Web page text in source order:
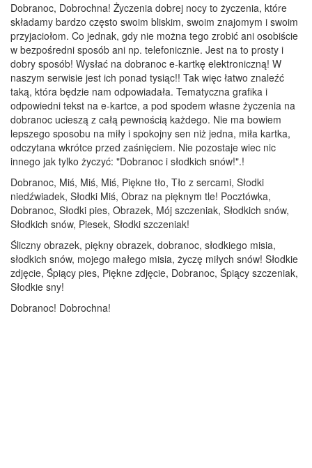
Dobranoc, Dobrochna! Życzenia dobrej nocy to życzenia, które
składamy bardzo często swoim bliskim, swoim znajomym i swoim
przyjaciołom. Co jednak, gdy nie można tego zrobić ani osobiście
w bezpośredni sposób ani np. telefonicznie. Jest na to prosty i
dobry sposób! Wysłać na dobranoc e-kartkę elektroniczną! W
naszym serwisie jest ich ponad tysiąc!! Tak więc łatwo znaleźć
taką, która będzie nam odpowiadała. Tematyczna grafika i
odpowiedni tekst na e-kartce, a pod spodem własne życzenia na
dobranoc ucieszą z całą pewnością każdego. Nie ma bowiem
lepszego sposobu na miły i spokojny sen niż jedna, miła kartka,
odczytana wkrótce przed zaśnięciem. Nie pozostaje wiec nic
innego jak tylko życzyć: "Dobranoc i słodkich snów!".!
Dobranoc, Miś, Miś, Miś, Piękne tło, Tło z sercami, Słodki
niedźwiadek, Słodki Miś, Obraz na pięknym tle! Pocztówka,
Dobranoc, Słodki pies, Obrazek, Mój szczeniak, Słodkich snów,
Słodkich snów, Piesek, Słodki szczeniak!
Śliczny obrazek, piękny obrazek, dobranoc, słodkiego misia,
słodkich snów, mojego małego misia, życzę miłych snów! Słodkie
zdjęcie, Śpiący pies, Piękne zdjęcie, Dobranoc, Śpiący szczeniak,
Słodkie sny!
Dobranoc! Dobrochna!